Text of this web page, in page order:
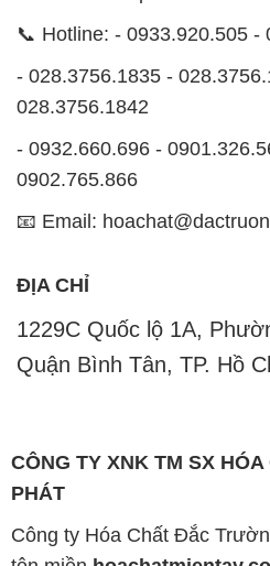
📞 Hotline: - 0933.920.505 -
- 028.3756.1835 -
028.3756.1842
- 0932.660.696 -
0902.765.866
📧 Email:
ĐỊA CHỈ
1229C Quốc lộ 1A,
Quận Bình Tân, TP. Hồ
CÔNG TY XNK TM SX
PHÁT
Công ty Hóa Chất Đắc